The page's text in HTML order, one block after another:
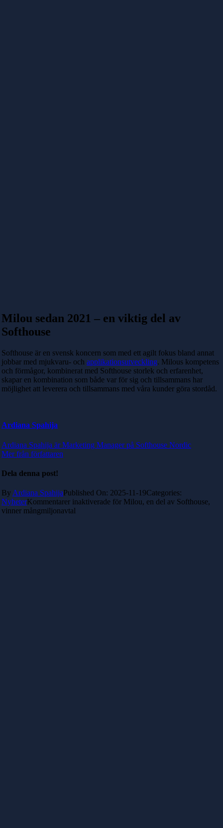
Milou sedan 2021 – en viktig del av
Softhouse
Softhouse är en svensk koncern som med ett agilt fokus bland annat
jobbar med mjukvaru- och applikationsutveckling. Milous kompetens
och förmågor, kombinerat med Softhouse storlek och erfarenhet,
skapar en kombination som både var för sig och tillsammans har
möjlighet att leverera och tillsammans med våra kunder göra stordåd.
Ardiana Spahija
Ardiana Spahija är Marketing Manager på Softhouse Nordic
Mer från författaren
Dela denna post!
By Ardiana SpahijaPublished On: 2025-11-19Categories:
NyheterKommentarer inaktiverade för Milou, en del av Softhouse,
vinner mångmiljonavtal